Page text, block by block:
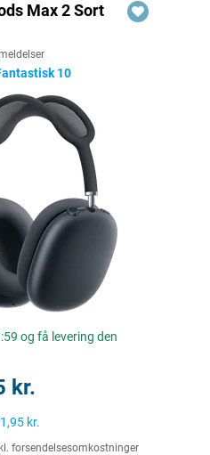
Max 2 Sort
10
og få levering den
kr.
kr.
forsendelsesomkostninger